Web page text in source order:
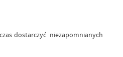
dostarczyć niezapomnianych